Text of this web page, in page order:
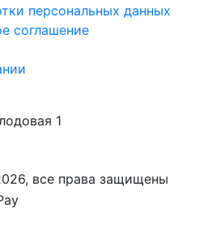
персональных данных
соглашение
1
все права защищены